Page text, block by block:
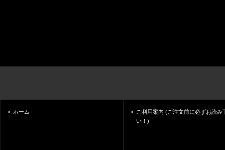
ホーム
ご利用案内 (ご注文前に必ずお読み
い！)